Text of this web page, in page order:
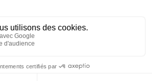
Le pape en Uruguay, Argentine et
Pérou du 6 au 17 novembre 2026